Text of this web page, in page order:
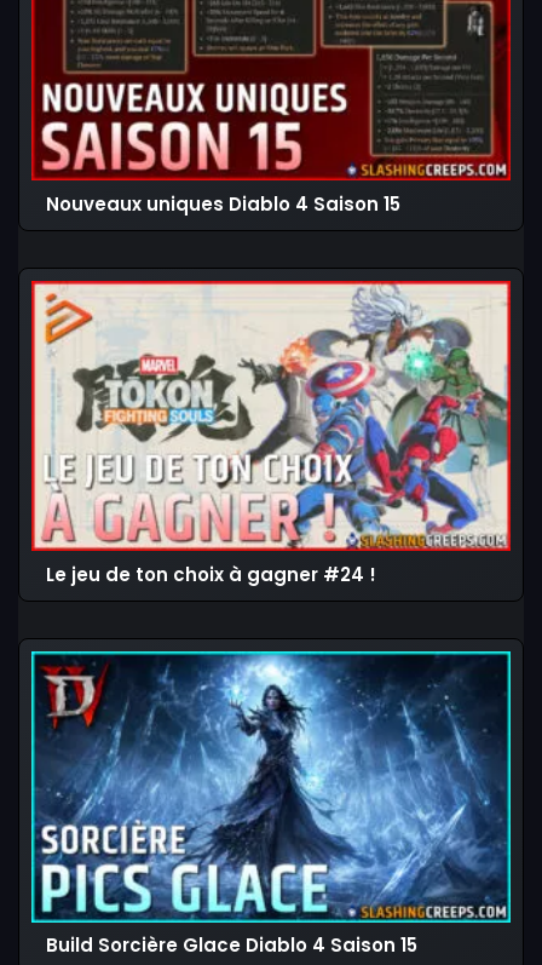
Nouveaux uniques Diablo 4 Saison 15
Le jeu de ton choix à gagner #24 !
Build Sorcière Glace Diablo 4 Saison 15